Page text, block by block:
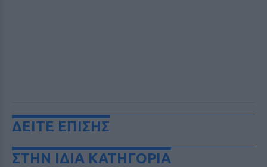
ΔΕΙΤΕ ΕΠΙΣΗΣ
ΣΤΗΝ ΙΔΙΑ ΚΑΤΗΓΟΡΙΑ